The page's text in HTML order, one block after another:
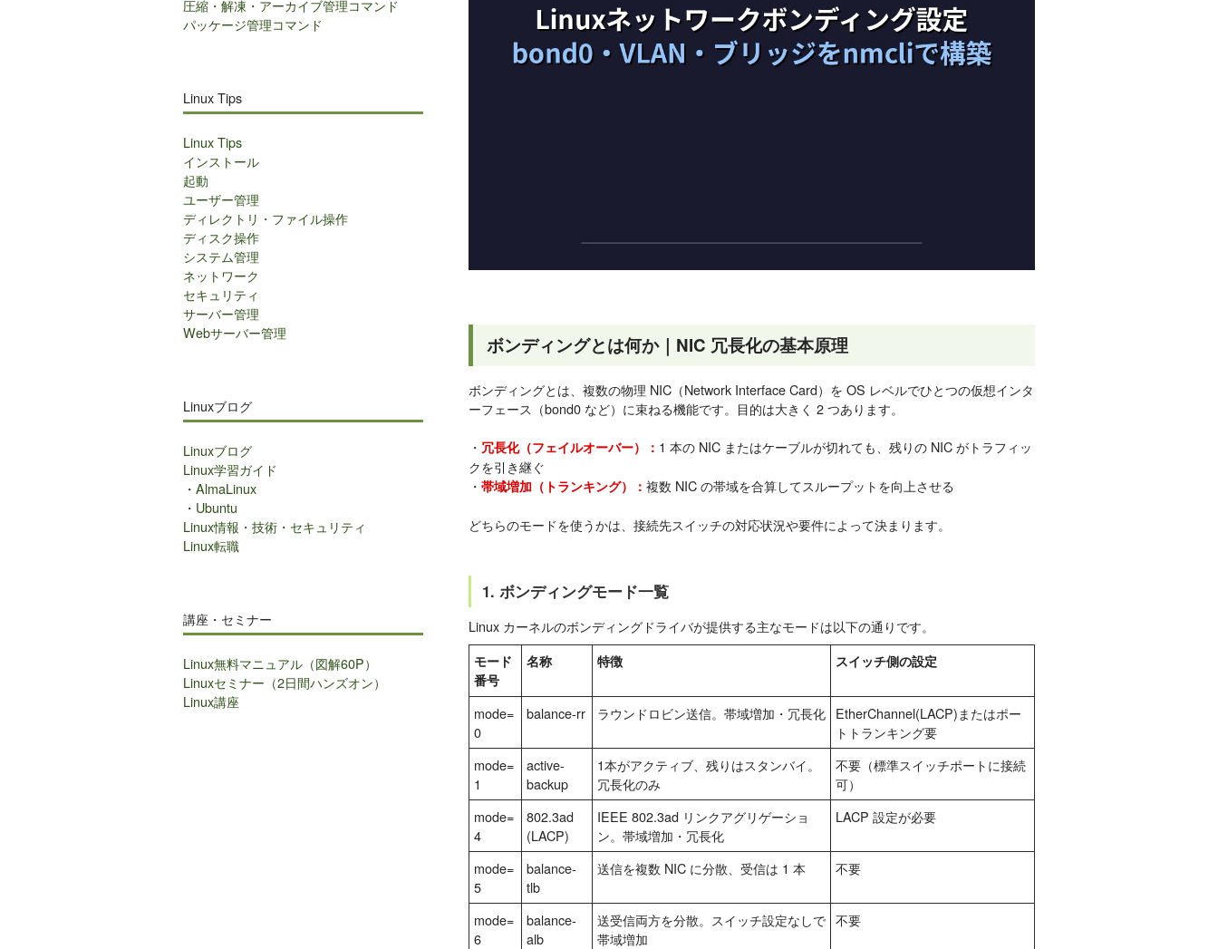
ボンディングとは何か｜NIC 冗長化の基本原理
ボンディングとは、複数の物理 NIC（Network Interface Card）を OS レベルでひとつの仮想インタ
ーフェース（bond0 など）に束ねる機能です。目的は大きく 2 つあります。
・ 冗長化（フェイルオーバー）： 1 本の NIC またはケーブルが切れても、残りの NIC がトラフィッ
クを引き継ぐ
・ 帯域増加（トランキング）： 複数 NIC の帯域を合算してスループットを向上させる
どちらのモードを使うかは、接続先スイッチの対応状況や要件によって決まります。
1. ボンディングモード一覧
Linux カーネルのボンディングドライバが提供する主なモードは以下の通りです。
モード
番号
名称 特徴 スイッチ側の設定
mode=
0
balance-rr ラウンドロビン送信。帯域増加・冗長化 EtherChannel(LACP)またはポー
トトランキング要
mode=
1
active-
backup
1本がアクティブ、残りはスタンバイ。
冗長化のみ
不要（標準スイッチポートに接続
可）
mode=
4
802.3ad
(LACP)
IEEE 802.3ad リンクアグリゲーショ
ン。帯域増加・冗長化
LACP 設定が必要
mode=
5
balance-
tlb
送信を複数 NIC に分散、受信は 1 本 不要
mode=
6
balance-
alb
送受信両方を分散。スイッチ設定なしで
帯域増加
不要
圧縮・解凍・アーカイブ管理コマンド
パッケージ管理コマンド
Linux Tips
Linux Tips
インストール
起動
ユーザー管理
ディレクトリ・ファイル操作
ディスク操作
システム管理
ネットワーク
セキュリティ
サーバー管理
Webサーバー管理
Linuxブログ
Linuxブログ
Linux学習ガイド
・ AlmaLinux
・ Ubuntu
Linux情報・技術・セキュリティ
Linux転職
講座・セミナー
Linux無料マニュアル（図解60P）
Linuxセミナー（2日間ハンズオン）
Linux講座